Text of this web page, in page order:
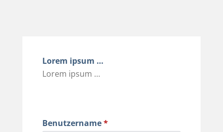
Lorem ipsum …
Lorem ipsum …
Benutzername*